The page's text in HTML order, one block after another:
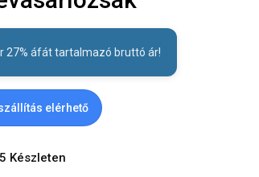
27% áfát tartalmazó bruttó ár!
elérhető
Készleten